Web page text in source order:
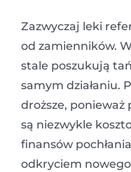
Zazwyczaj leki
od zamienników.
stale poszukują
samym działaniu.
droższe, ponieważ
są niezwykle
finansów
odkryciem